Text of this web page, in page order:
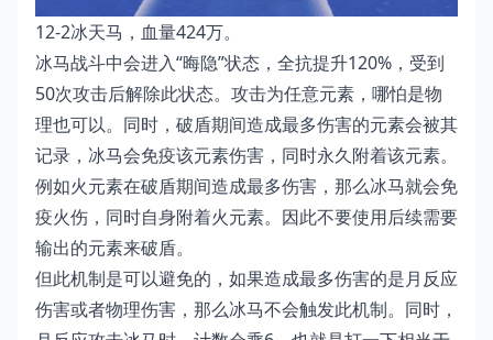
12-2冰天马，血量424万。
冰马战斗中会进入“晦隐”状态，全抗提升120%，受到
50次攻击后解除此状态。攻击为任意元素，哪怕是物
理也可以。同时，破盾期间造成最多伤害的元素会被其
记录，冰马会免疫该元素伤害，同时永久附着该元素。
例如火元素在破盾期间造成最多伤害，那么冰马就会免
疫火伤，同时自身附着火元素。因此不要使用后续需要
输出的元素来破盾。
但此机制是可以避免的，如果造成最多伤害的是月反应
伤害或者物理伤害，那么冰马不会触发此机制。同时，